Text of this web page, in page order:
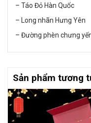
– Táo Đỏ Hàn Quốc
– Long nhãn Hưng Yên
– Đường phèn chưng
Sản phẩm tương